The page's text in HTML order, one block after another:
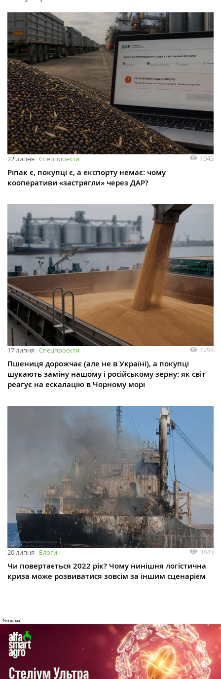
22 липня Спецпроєкти 1043
Ріпак є, покупці є, а експорту немає: чому
кооперативи «застрягли» через ДАР?
17 липня Спецпроєкти 1295
Пшениця дорожчає (але не в Україні), а покупці
шукають заміну нашому і російському зерну: як світ
реагує на ескалацію в Чорному морі
20 липня Блоги 3849
Чи повертається 2022 рік? Чому нинішня логістична
криза може розвиватися зовсім за іншим сценарієм